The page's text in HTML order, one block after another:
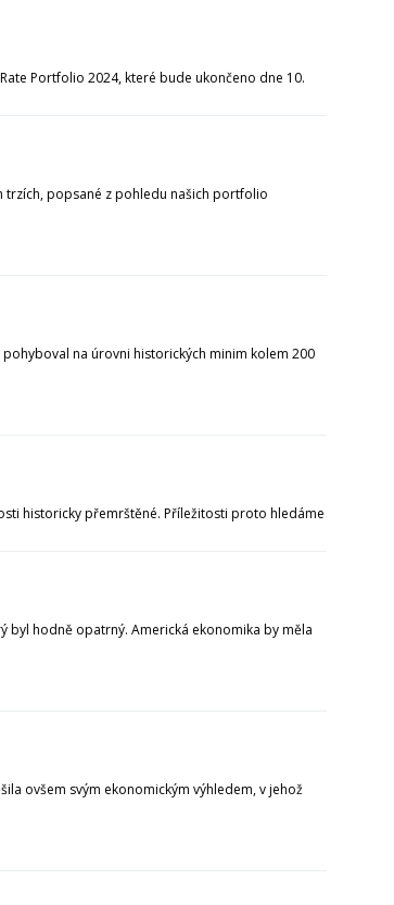
Portfolio 2024, které bude ukončeno dne 10.
trzích, popsané z pohledu našich portfolio
na úrovni historických minim kolem 200
historicky přemrštěné. Příležitosti proto hledáme
byl hodně opatrný. Americká ekonomika by měla
ovšem svým ekonomickým výhledem, v jehož